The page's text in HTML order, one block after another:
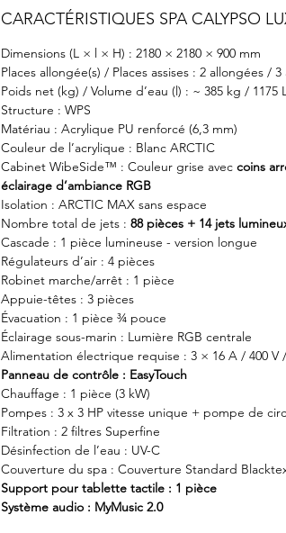
CARACTÉRISTIQUES SPA CALYPSO
Dimensions (L × l × H) : 2180 × 2180 × 900 mm
Places allongée(s) / Places assises : 2 allongées / 3
Poids net (kg) / Volume d’eau (l) : ~ 385 kg / 1175
Structure : WPS
Matériau : Acrylique PU renforcé (6,3 mm)
Couleur de l’acrylique : Blanc ARCTIC
Cabinet WibeSide™ : Couleur grise avec coins
éclairage d’ambiance RGB
Isolation : ARCTIC MAX sans espace
Nombre total de jets : 88 pièces + 14 jets
Cascade : 1 pièce lumineuse - version longue
Régulateurs d’air : 4 pièces
Robinet marche/arrêt : 1 pièce
Appuie-têtes : 3 pièces
Évacuation : 1 pièce ¾ pouce
Éclairage sous-marin : Lumière RGB centrale
Alimentation électrique requise : 3 × 16 A / 400 V
Panneau de contrôle : EasyTouch
Chauffage : 1 pièce (3 kW)
Pompes : 3 x 3 HP vitesse unique + pompe de
Filtration : 2 filtres Superfine
Désinfection de l’eau : UV-C
Couverture du spa : Couverture Standard
Support pour tablette tactile : 1 pièce
Système audio : MyMusic 2.0